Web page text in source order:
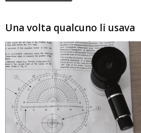
Una volta qualcuno li usava